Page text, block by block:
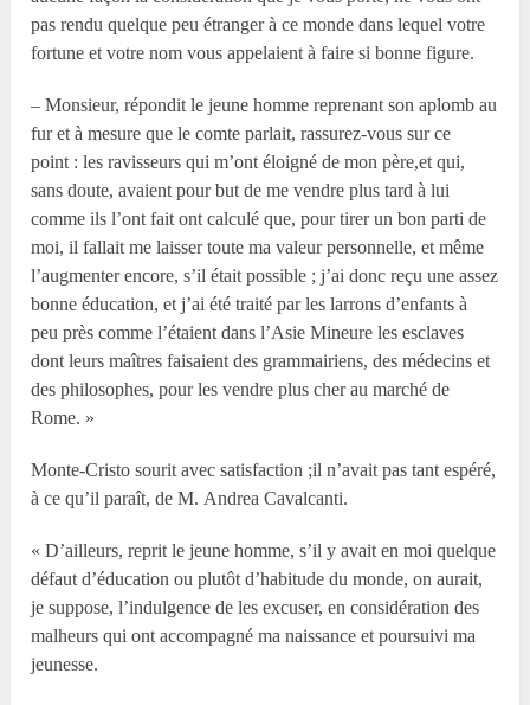
pas rendu quelque peu étranger à ce monde dans lequel votre
fortune et votre nom vous appelaient à faire si bonne figure.
– Monsieur, répondit le jeune homme reprenant son aplomb au
fur et à mesure que le comte parlait, rassurez-vous sur ce
point : les ravisseurs qui m’ont éloigné de mon père,et qui,
sans doute, avaient pour but de me vendre plus tard à lui
comme ils l’ont fait ont calculé que, pour tirer un bon parti de
moi, il fallait me laisser toute ma valeur personnelle, et même
l’augmenter encore, s’il était possible ; j’ai donc reçu une assez
bonne éducation, et j’ai été traité par les larrons d’enfants à
peu près comme l’étaient dans l’Asie Mineure les esclaves
dont leurs maîtres faisaient des grammairiens, des médecins et
des philosophes, pour les vendre plus cher au marché de
Rome. »
Monte-Cristo sourit avec satisfaction ;il n’avait pas tant espéré,
à ce qu’il paraît, de M. Andrea Cavalcanti.
« D’ailleurs, reprit le jeune homme, s’il y avait en moi quelque
défaut d’éducation ou plutôt d’habitude du monde, on aurait,
je suppose, l’indulgence de les excuser, en considération des
malheurs qui ont accompagné ma naissance et poursuivi ma
jeunesse.